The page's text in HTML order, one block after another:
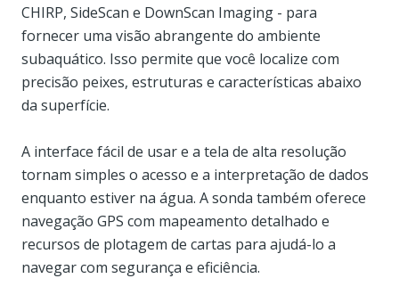
CHIRP, SideScan e DownScan Imaging - para
fornecer uma visão abrangente do ambiente
subaquático. Isso permite que você localize com
precisão peixes, estruturas e características abaixo
da superfície.
A interface fácil de usar e a tela de alta resolução
tornam simples o acesso e a interpretação de dados
enquanto estiver na água. A sonda também oferece
navegação GPS com mapeamento detalhado e
recursos de plotagem de cartas para ajudá-lo a
navegar com segurança e eficiência.